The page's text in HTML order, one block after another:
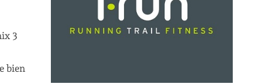
3
bien